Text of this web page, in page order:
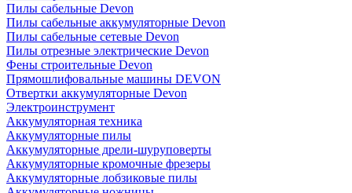
Пилы сабельные Devon
Пилы сабельные аккумуляторные Devon
Пилы сабельные сетевые Devon
Пилы отрезные электрические Devon
Фены строительные Devon
Прямошлифовальные машины DEVON
Отвертки аккумуляторные Devon
Электроинструмент
Аккумуляторная техника
Аккумуляторные пилы
Аккумуляторные дрели-шуруповерты
Аккумуляторные кромочные фрезеры
Аккумуляторные лобзиковые пилы